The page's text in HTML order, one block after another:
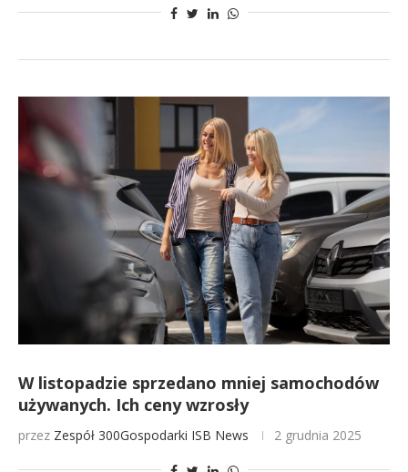
W listopadzie sprzedano mniej samochodów
używanych. Ich ceny wzrosły
przez Zespół 300Gospodarki ISB News 2 grudnia 2025